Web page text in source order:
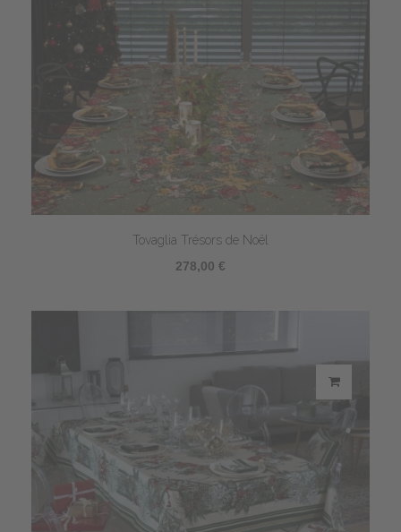
Tovaglia Trésors de Noël
278,00 €